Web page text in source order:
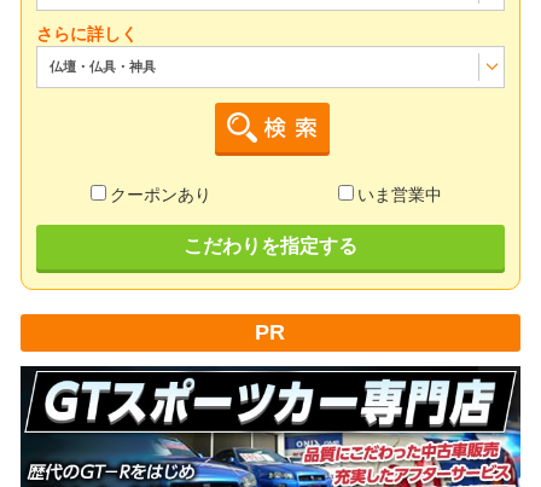
さらに詳しく
仏壇・仏具・神具
クーポンあり いま営業中
こだわりを指定する
PR